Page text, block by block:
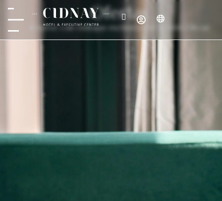
Ofertas
Reserve con ventajas exclusivas en la Web Oficial